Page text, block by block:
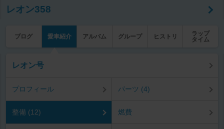
レオン358
ブログ 愛車紹介 アルバム グループ ヒストリ
ラップ
タイム
レオン号
プロフィール パーツ (4)
整備 (12) 燃費